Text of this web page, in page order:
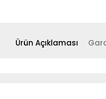
Ürün Açıklaması